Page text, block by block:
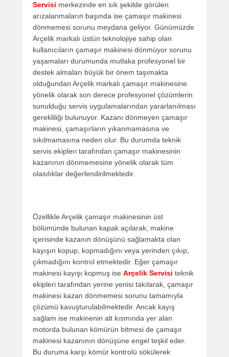
Servisi merkezinde en sık şekilde görülen
arızalanmaların başında ise çamaşır makinesi
dönmemesi sorunu meydana geliyor. Günümüzde
Arçelik markalı üstün teknolojiye sahip olan
kullanıcıların çamaşır makinesi dönmüyor sorunu
yaşamaları durumunda mutlaka profesyonel bir
destek almaları büyük bir önem taşımakta
olduğundan Arçelik markalı çamaşır makinesine
yönelik olarak son derece profesyonel çözümlerin
sunulduğu servis uygulamalarından yararlanılması
gerekliliği bulunuyor. Kazanı dönmeyen çamaşır
makinesi, çamaşırların yıkanmamasına ve
sıkılmamasına neden olur. Bu durumda teknik
servis ekipleri tarafından çamaşır makinesinin
kazanının dönmemesine yönelik olarak tüm
olasılıklar değerlendirilmektedir.
Özellikle Arçelik çamaşır makinesinin üst
bölümünde bulunan kapak açılarak, makine
içerisinde kazanın dönüşünü sağlamakta olan
kayışın kopup, kopmadığını veya yerinden çıkıp,
çıkmadığını kontrol etmektedir. Eğer çamaşır
makinesi kayışı kopmuş ise Arçelik Servisi teknik
ekipleri tarafından yerine yenisi takılarak, çamaşır
makinesi kazan dönmemesi sorunu tamamıyla
çözümü kavuşturulabilmektedir. Ancak kayış
sağlam ise makinenin alt kısmında yer alan
motorda bulunan kömürün bitmesi de çamaşır
makinesi kazanının dönüşüne engel teşkil eder.
Bu duruma karşı kömür kontrolü sökülerek